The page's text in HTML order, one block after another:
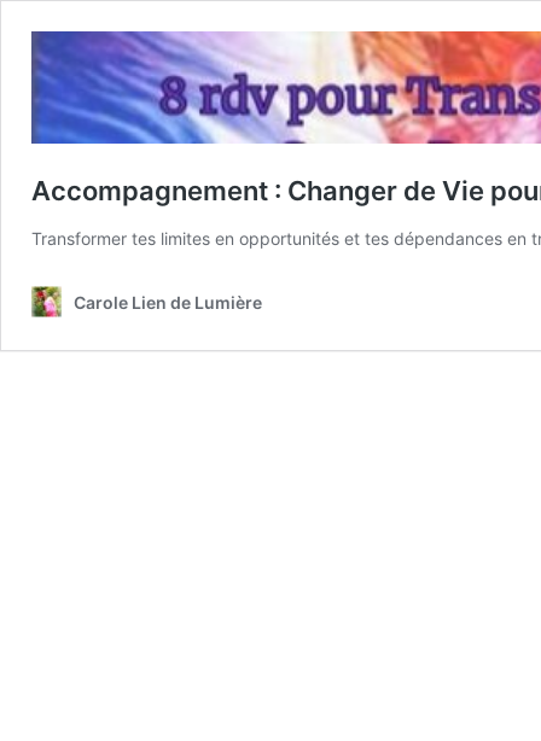
Accompagnement : Changer de Vie
Transformer tes limites en opportunités et tes dépendances
Carole Lien de Lumière